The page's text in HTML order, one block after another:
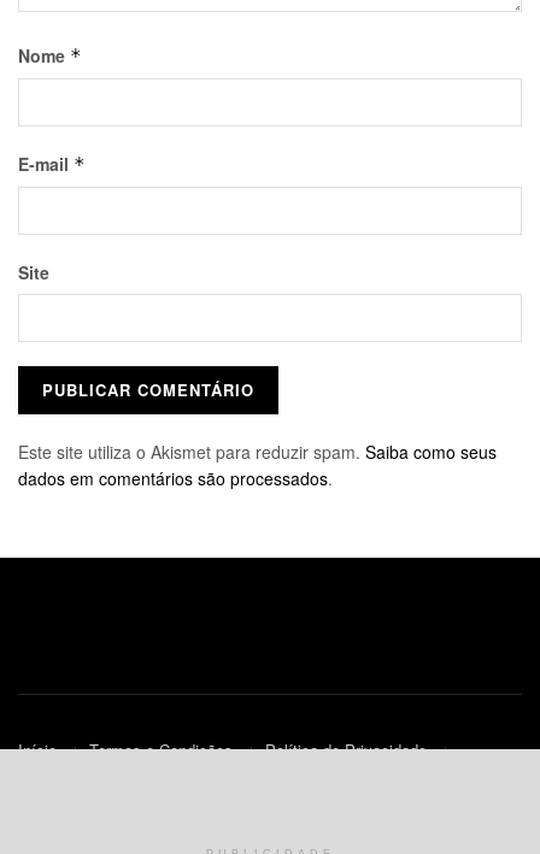
Nome *
E-mail *
Site
Este site utiliza o Akismet para reduzir spam. Saiba como seus
dados em comentários são processados.
Início Termos e Condições
Política de Privacidade